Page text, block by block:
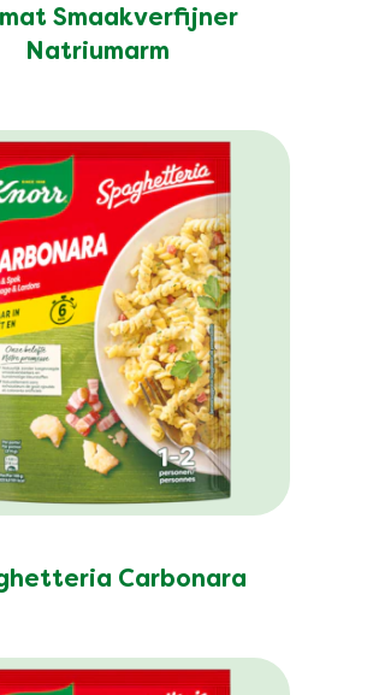
Smaakverfijner
Natriumarm
Carbonara